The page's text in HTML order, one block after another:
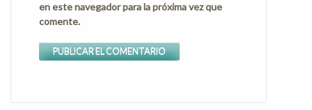
en este navegador para la próxima vez que
comente.